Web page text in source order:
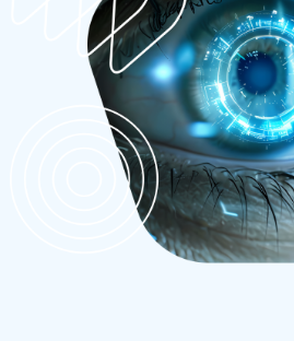
Детская оптометрия
44 часа 55 000 ₽
Ортокератология: от
основ до
экспертного уровня
72 часа 160 000 ₽